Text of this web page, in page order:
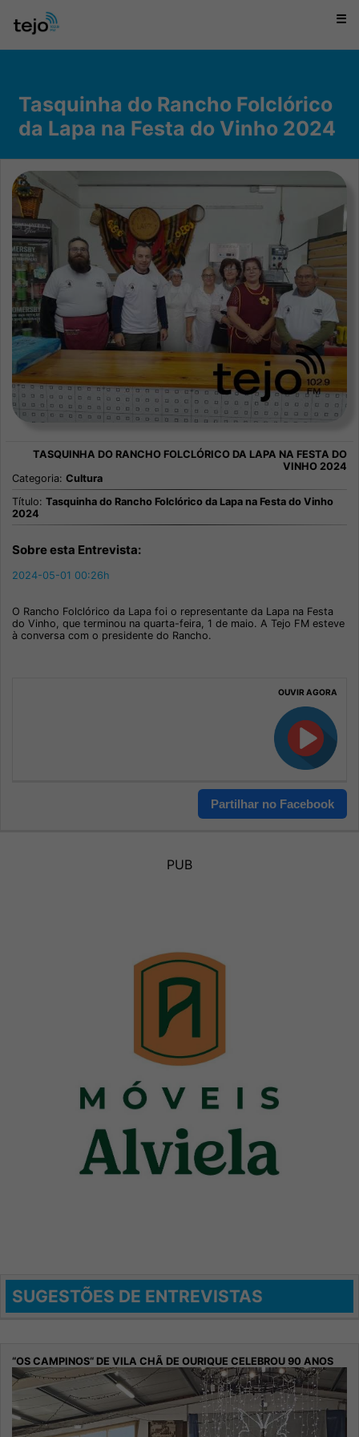
☰
Tasquinha do Rancho Folclórico
da Lapa na Festa do Vinho 2024
Categoria: Cultura
Título: Tasquinha do Rancho Folclórico da Lapa na Festa do Vinho
2024
Sobre esta Entrevista:
2024-05-01 00:26h
O Rancho Folclórico da Lapa foi o representante da Lapa na Festa
do Vinho, que terminou na quarta-feira, 1 de maio. A Tejo FM esteve
à conversa com o presidente do Rancho.
OUVIR AGORA
Partilhar no Facebook
PUB
SUGESTÕES DE ENTREVISTAS